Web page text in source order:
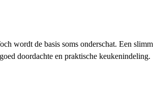
wordt de basis soms onderschat. Een
doordachte en praktische keukenindeling.